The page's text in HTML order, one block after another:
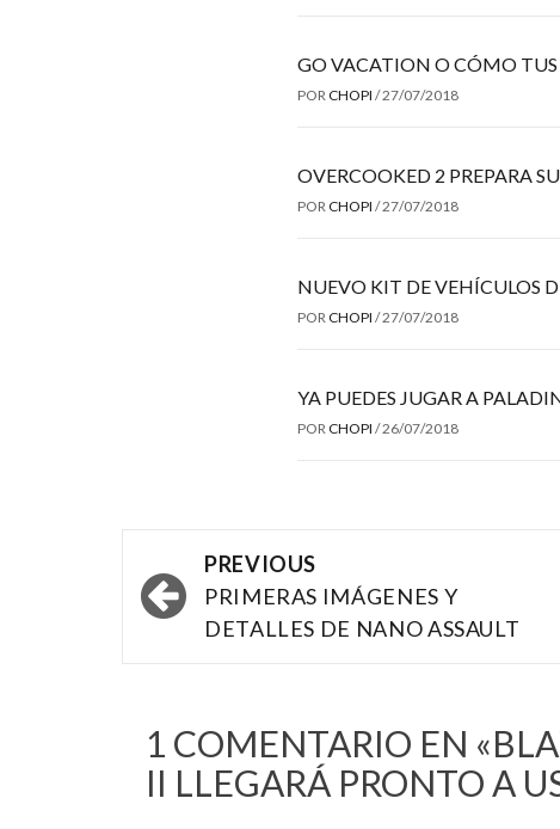
GO VACATION O CÓMO
POR CHOPI /27/07/2018
OVERCOOKED 2 PREPARA
POR CHOPI /27/07/2018
NUEVO KIT DE VEHÍCULOS
POR CHOPI /27/07/2018
YA PUEDES JUGAR A
POR CHOPI /26/07/2018
navigation
PREVIOUS
PRIMERAS IMÁGENES Y
DETALLES DE NANO ASSAULT
1 COMENTARIO EN «
II LLEGARÁ PRONTO A